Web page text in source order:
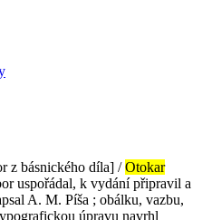
z básnického díla] /Otokar
uspořádal, k vydání připravil a
A. M. Píša ; obálku, vazbu,
úpravu navrhl